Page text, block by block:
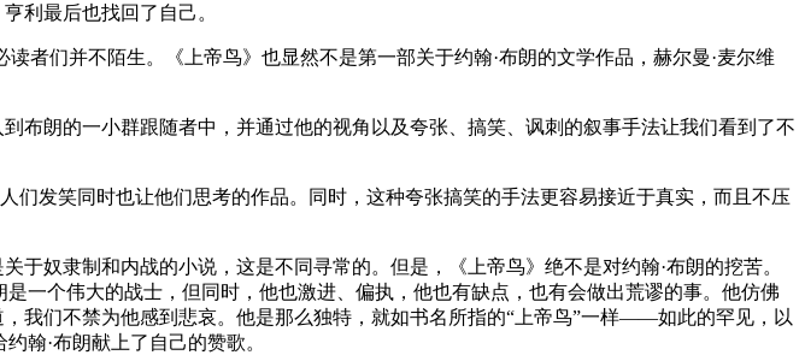
利最后也找回了自己。
者们并不陌生。《上帝鸟》也显然不是第一部关于约翰·布朗的文学作品，赫尔曼·麦尔维
朗的一小群跟随者中，并通过他的视角以及夸张、搞笑、讽刺的叙事手法让我们看到了不
发笑同时也让他们思考的作品。同时，这种夸张搞笑的手法更容易接近于真实，而且不压
奴隶制和内战的小说，这是不同寻常的。但是，《上帝鸟》绝不是对约翰·布朗的挖苦。
一个伟大的战士，但同时，他也激进、偏执，他也有缺点，也有会做出荒谬的事。他仿佛
我们不禁为他感到悲哀。他是那么独特，就如书名所指的“上帝鸟”一样——如此的罕见，以
翰·布朗献上了自己的赞歌。